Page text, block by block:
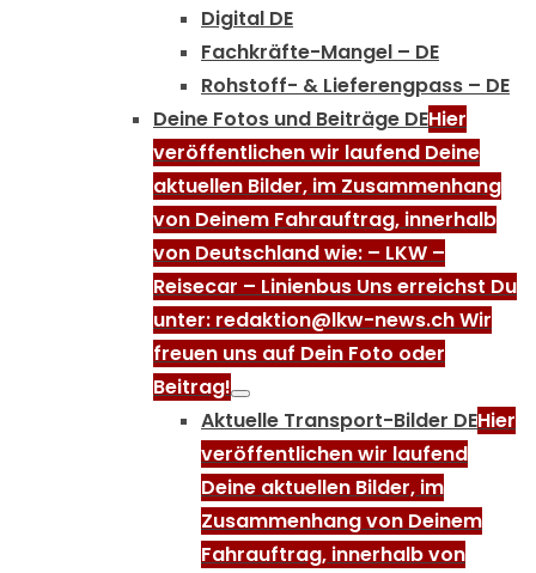
Digital DE
Fachkräfte-Mangel – DE
Rohstoff- & Lieferengpass – DE
Deine Fotos und Beiträge DEHier
veröffentlichen wir laufend Deine
aktuellen Bilder, im Zusammenhang
von Deinem Fahrauftrag, innerhalb
von Deutschland wie: – LKW –
Reisecar – Linienbus Uns erreichst Du
unter: redaktion@lkw-news.ch Wir
freuen uns auf Dein Foto oder
Beitrag!
Aktuelle Transport-Bilder DEHier
veröffentlichen wir laufend
Deine aktuellen Bilder, im
Zusammenhang von Deinem
Fahrauftrag, innerhalb von